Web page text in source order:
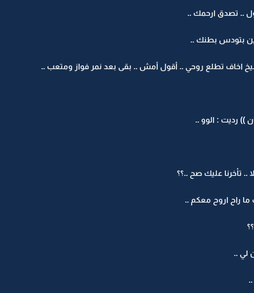
.. تصدق ارحمك ..
بتودس بطنك ..
اخاف تطلع روحي .. أقول أمش .. بقى بعد نمر فواز ومتعب ..
)) رديت : الوو ..
.. تأخرنا عليك صح ..؟؟
ما راح اروح معكم ..
لي ..